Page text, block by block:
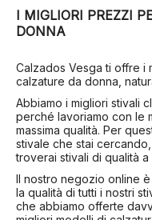
I MIGLIORI PREZZI
DONNA
Calzados Vesga ti offre i
calzature da donna,
Abbiamo i migliori stivali
perché lavoriamo con le
massima qualità. Per
stivale che stai
troverai stivali di qualità
Il nostro negozio online
la qualità di tutti i nostri
che abbiamo offerte